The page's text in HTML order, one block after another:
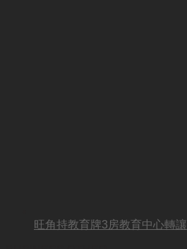
旺角持教育牌3房教育中心轉讓